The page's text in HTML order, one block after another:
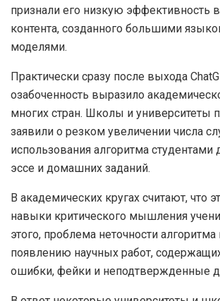
признали его низкую эффективность
контента, созданного большими
моделями.
Практически сразу после выхода
озабоченность выразило
многих стран. Школы и университеты
заявили о резком увеличении числа
использования алгоритма студентами
эссе и домашних заданий.
В академических кругах считают, что
навыки критического мышления
этого, проблема неточности алгоритма
появлению научных работ,
ошибки, фейки и неподтвержденные